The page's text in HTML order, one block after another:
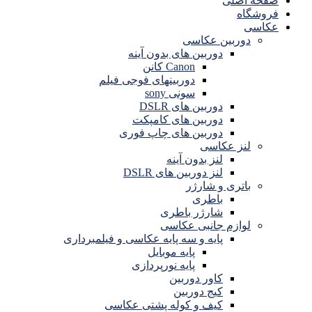
فروشگاه
عکاسی
دوربین عکاسی
دوربین های بدون آینه
Canon کانن
دوربینهای فوجی فیلم
سونی sony
دوربین های DSLR
دوربین های کامپکت
دوربین های چاپ فوری
لنز عکاسی
لنز بدون آینه
لنز دوربین های DSLR
باتری و شارژر
باطری
شارژر باطری
لوازم جانبی عکاسی
پایه و سه پایه عکاسی و فیلمبرداری
پایه موبایل
پایه نورپردازی
کاور دوربین
کیج دوربین
کیف و کوله پشتی عکاسی